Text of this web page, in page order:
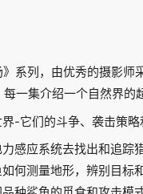
系列，由优秀的摄影
一集介绍一个自然界的
-它们的斗争、袭击策略
感应系统去找出和追
何测量地形，辨别目